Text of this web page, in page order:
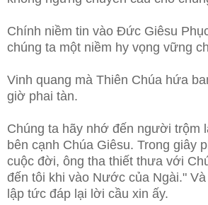
Chính niềm tin vào Đức Giêsu
chúng ta một niềm hy vọng vững
Vinh quang mà Thiên Chúa hứa
giờ phai tàn.
Chúng ta hãy nhớ đến người trộm
bên cạnh Chúa Giêsu. Trong giây
cuộc đời, ông tha thiết thưa với
đến tôi khi vào Nước của Ngài."
lập tức đáp lại lời cầu xin ấy.